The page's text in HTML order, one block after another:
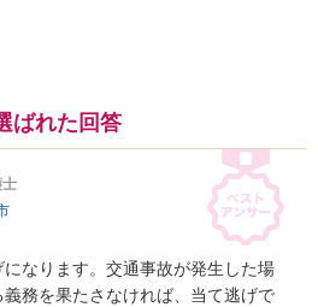
ばれた回答
なります。交通事故が発生した場
務を果たさなければ、当て逃げで